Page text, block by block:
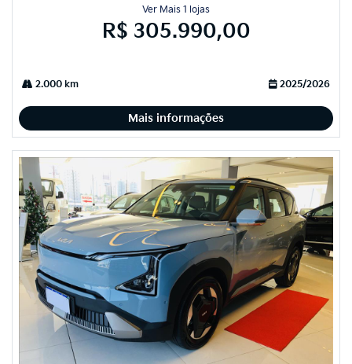
Ver Mais 1 lojas
R$ 305.990,00
2.000 km 2025/2026
Mais informações